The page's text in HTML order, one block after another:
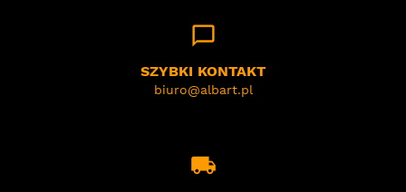
chat_bubble_outline
SZYBKI KONTAKT
biuro@albart.pl
local_shipping